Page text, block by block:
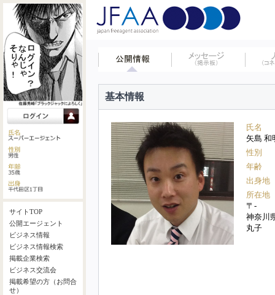
サイトTOP
公開エージェント
ビジネス情報
ビジネス情報検索
掲載企業検索
ビジネス交流会
掲載希望の方（お問合
せ）
基本情報
氏名
矢島 和
性別
年齢
出身地
所在地
〒-
神奈川
丸子